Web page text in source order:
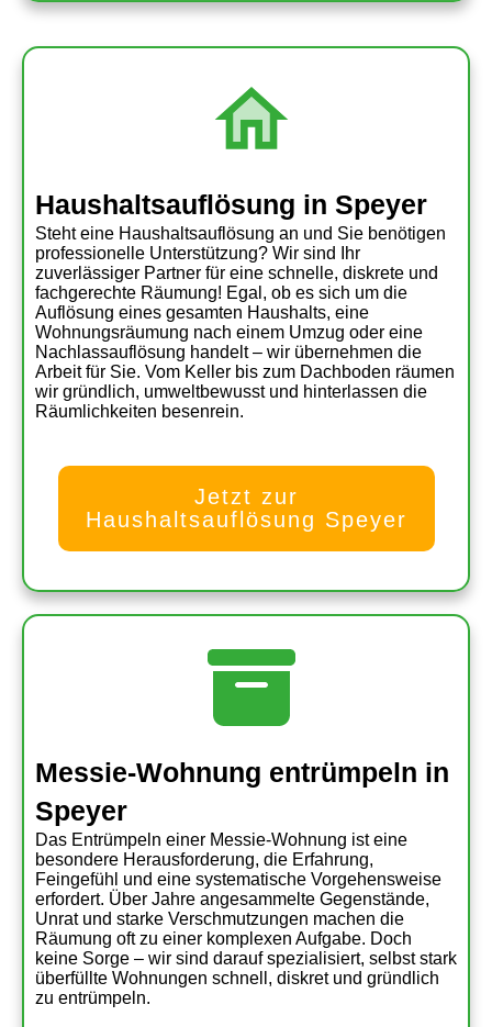
Haushaltsauflösung in Speyer
Steht eine Haushaltsauflösung an und Sie benötigen
professionelle Unterstützung? Wir sind Ihr
zuverlässiger Partner für eine schnelle, diskrete und
fachgerechte Räumung! Egal, ob es sich um die
Auflösung eines gesamten Haushalts, eine
Wohnungsräumung nach einem Umzug oder eine
Nachlassauflösung handelt – wir übernehmen die
Arbeit für Sie. Vom Keller bis zum Dachboden räumen
wir gründlich, umweltbewusst und hinterlassen die
Räumlichkeiten besenrein.
Jetzt zur
Haushaltsauflösung Speyer
Messie-Wohnung entrümpeln in
Speyer
Das Entrümpeln einer Messie-Wohnung ist eine
besondere Herausforderung, die Erfahrung,
Feingefühl und eine systematische Vorgehensweise
erfordert. Über Jahre angesammelte Gegenstände,
Unrat und starke Verschmutzungen machen die
Räumung oft zu einer komplexen Aufgabe. Doch
keine Sorge – wir sind darauf spezialisiert, selbst stark
überfüllte Wohnungen schnell, diskret und gründlich
zu entrümpeln.